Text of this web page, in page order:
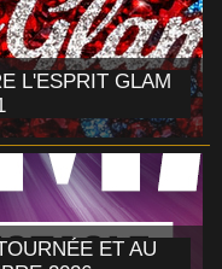
L'ESPRIT GLAM
ET AU